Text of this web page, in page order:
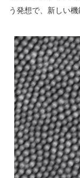
う発想で、新しい